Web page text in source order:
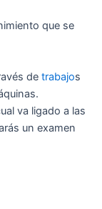
que se
de trabajos
va ligado a las
un examen